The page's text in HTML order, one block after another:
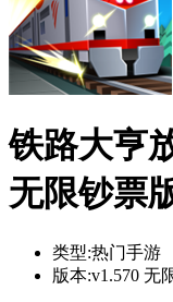
铁路大亨
无限钞票
类型:热门手游
版本:v1.570 无